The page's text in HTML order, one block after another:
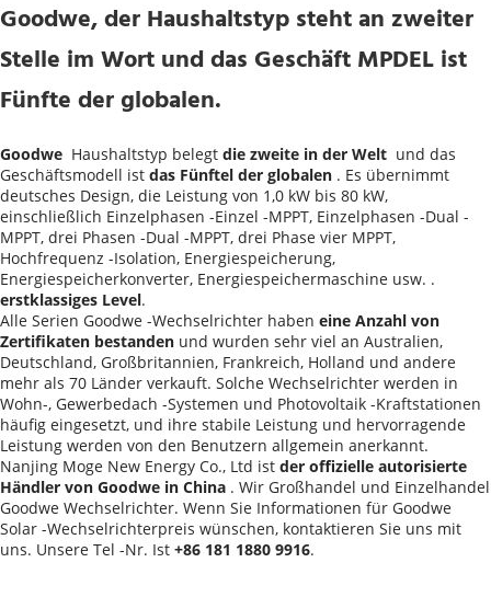
Goodwe, der Haushaltstyp steht an zweiter
Stelle im Wort und das Geschäft MPDEL ist
Fünfte der globalen.
Goodwe Haushaltstyp belegt die zweite in der Welt und das
Geschäftsmodell ist das Fünftel der globalen . Es übernimmt
deutsches Design, die Leistung von 1,0 kW bis 80 kW,
einschließlich Einzelphasen -Einzel -MPPT, Einzelphasen -Dual -
MPPT, drei Phasen -Dual -MPPT, drei Phase vier MPPT,
Hochfrequenz -Isolation, Energiespeicherung,
Energiespeicherkonverter, Energiespeichermaschine usw. .
erstklassiges Level.
Alle Serien Goodwe -Wechselrichter haben eine Anzahl von
Zertifikaten bestanden und wurden sehr viel an Australien,
Deutschland, Großbritannien, Frankreich, Holland und andere
mehr als 70 Länder verkauft. Solche Wechselrichter werden in
Wohn-, Gewerbedach -Systemen und Photovoltaik -Kraftstationen
häufig eingesetzt, und ihre stabile Leistung und hervorragende
Leistung werden von den Benutzern allgemein anerkannt.
Nanjing Moge New Energy Co., Ltd ist der offizielle autorisierte
Händler von Goodwe in China . Wir Großhandel und Einzelhandel
Goodwe Wechselrichter. Wenn Sie Informationen für Goodwe
Solar -Wechselrichterpreis wünschen, kontaktieren Sie uns mit
uns. Unsere Tel -Nr. Ist +86 181 1880 9916.